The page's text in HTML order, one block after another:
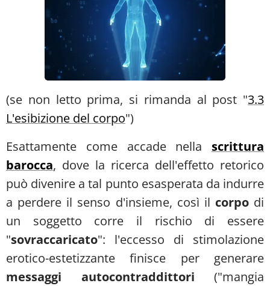
(se non letto prima, si rimanda al post "3.3
L'esibizione del corpo")
Esattamente come accade nella scrittura
barocca, dove la ricerca dell'effetto retorico
può divenire a tal punto esasperata da indurre
a perdere il senso d'insieme, così il corpodi
un soggetto corre il rischio di essere
"sovraccaricato": l'eccesso di stimolazione
erotico-estetizzante finisce per generare
messaggi autocontraddittori ("mangia